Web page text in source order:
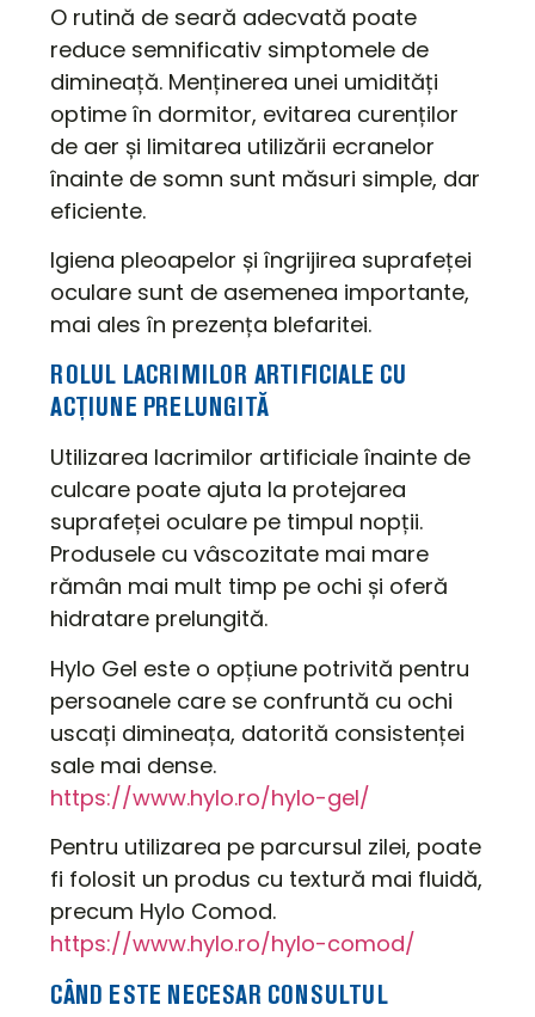
O rutină de seară adecvată poate
reduce semnificativ simptomele de
dimineață. Menținerea unei umidități
optime în dormitor, evitarea curenților
de aer și limitarea utilizării ecranelor
înainte de somn sunt măsuri simple, dar
eficiente.
Igiena pleoapelor și îngrijirea suprafeței
oculare sunt de asemenea importante,
mai ales în prezența blefaritei.
ROLUL LACRIMILOR ARTIFICIALE CU
ACȚIUNE PRELUNGITĂ
Utilizarea lacrimilor artificiale înainte de
culcare poate ajuta la protejarea
suprafeței oculare pe timpul nopții.
Produsele cu vâscozitate mai mare
rămân mai mult timp pe ochi și oferă
hidratare prelungită.
Hylo Gel este o opțiune potrivită pentru
persoanele care se confruntă cu ochi
uscați dimineața, datorită consistenței
sale mai dense.
https://www.hylo.ro/hylo-gel/
Pentru utilizarea pe parcursul zilei, poate
fi folosit un produs cu textură mai fluidă,
precum Hylo Comod.
https://www.hylo.ro/hylo-comod/
CÂND ESTE NECESAR CONSULTUL